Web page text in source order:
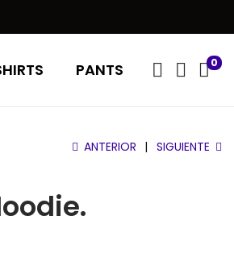
PANTS 0
ANTERIOR SIGUIENTE